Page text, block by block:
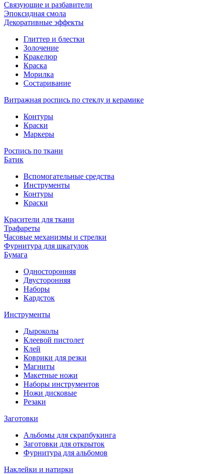
Связующие и разбавители
Эпоксидная смола
Декоративные эффекты
Глиттер и блестки
Золочение
Кракелюр
Краска
Морилка
Состаривание
Витражная роспись по стеклу и керамике
Контуры
Краски
Маркеры
Роспись по ткани
Батик
Вспомогательные средства
Инструменты
Контуры
Краски
Красители для ткани
Трафареты
Часовые механизмы и стрелки
Фурнитура для шкатулок
Бумага
Односторонняя
Двусторонняя
Наборы
Кардсток
Инструменты
Дыроколы
Клеевой пистолет
Клей
Коврики для резки
Магниты
Макетные ножи
Наборы инструментов
Ножи дисковые
Резаки
Заготовки
Альбомы для скрапбукинга
Заготовки для открыток
Фурнитура для альбомов
Наклейки и натирки